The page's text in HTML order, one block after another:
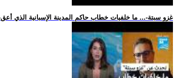
.. -غزو سبتة-... ما خلفيات خطاب حاكم المدينة الإسبانية الذي أعق